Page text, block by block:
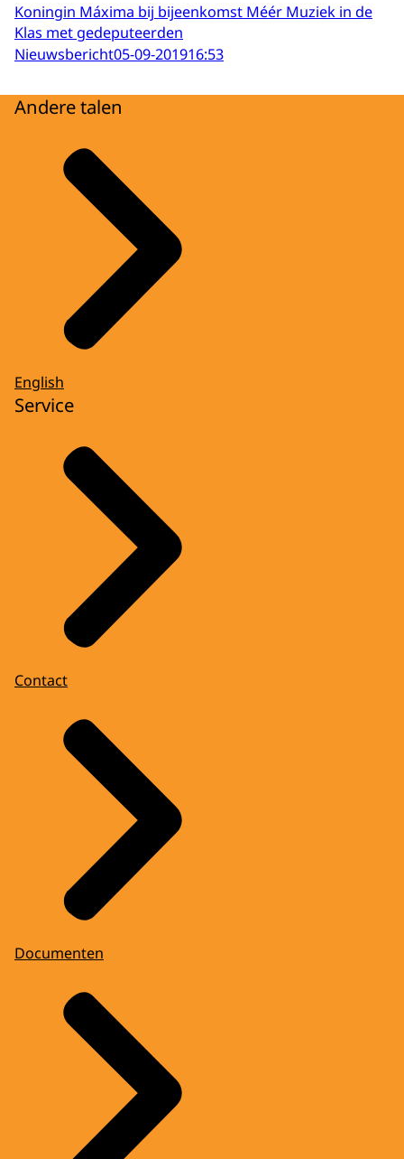
Koningin Máxima bij bijeenkomst Méér Muziek in de
Klas met gedeputeerden
Nieuwsbericht05-09-201916:53
Andere talen
English
Service
Contact
Documenten